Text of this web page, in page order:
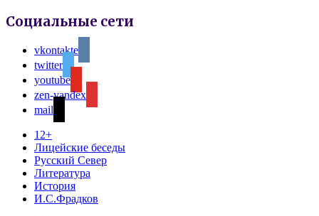
Социальные сети
vkontakte
twitter
youtube
zen-yandex
mail
12+
Лицейские беседы
Русский Север
Литература
История
И.С.Фрадков